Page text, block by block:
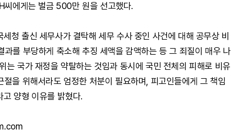
씨에게는 벌금 500만 원을 선고했다.
청 출신 세무사가 결탁해 세무 수사 중인 사건에 대해 공무상 비
과를 부당하게 축소해 추징 세액을 감액하는 등 그 죄질이 매우 나
는 국가 재정을 약탈하는 것임과 동시에 국민 전체의 피해로 비유
절을 위해서라도 엄정한 처분이 필요하며, 피고인들에게 그 책임
양형 이유를 밝혔다.